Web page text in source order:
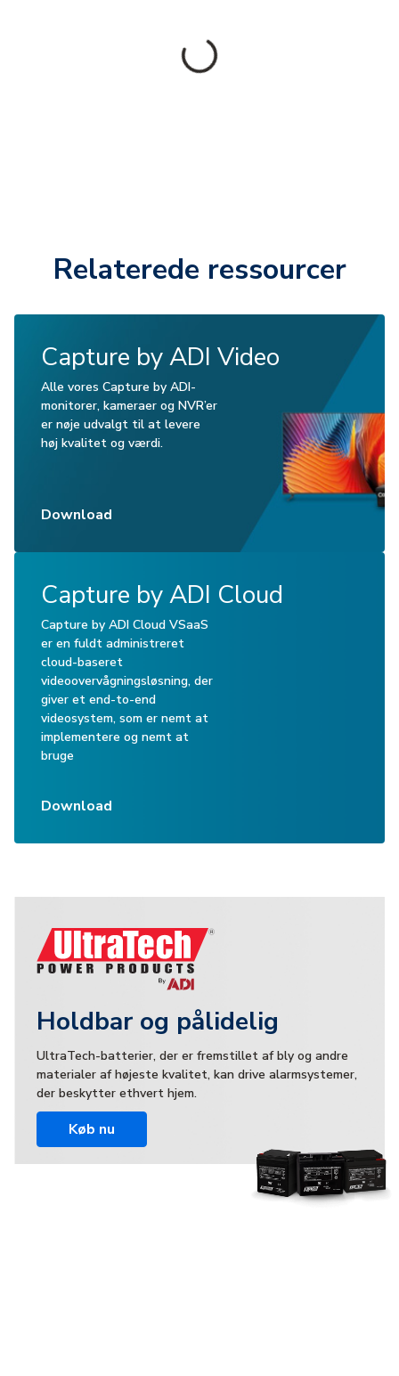
Relaterede ressourcer
Capture by ADI Video
Alle vores Capture by ADI-
monitorer, kameraer og NVR’er
er nøje udvalgt til at levere
høj kvalitet og værdi.
Download
Capture by ADI Cloud
Capture by ADI Cloud VSaaS
er en fuldt administreret
cloud-baseret
videoovervågningsløsning, der
giver et end-to-end
videosystem, som er nemt at
implementere og nemt at
bruge
Download
Holdbar og pålidelig
UltraTech-batterier, der er fremstillet af bly og andre
materialer af højeste kvalitet, kan drive alarmsystemer,
der beskytter ethvert hjem.
Køb nu